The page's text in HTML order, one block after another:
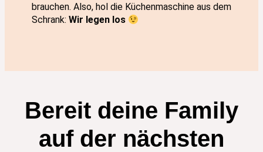
brauchen. Also, hol die Küchenmaschine aus dem
Schrank: Wir legen los
Bereit deine Family
auf der nächsten